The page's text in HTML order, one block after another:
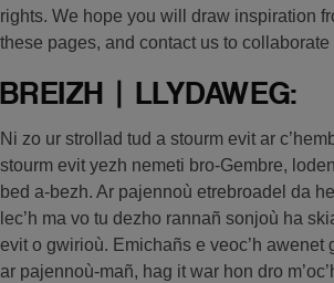
rights. We hope you will draw inspiration
these pages, and contact us to
BREIZH | LLYDAWEG:
Ni zo ur strollad tud a stourm evit ar
stourm evit yezh nemeti bro-Gembre,
bed a-bezh. Ar pajennoù etrebroadel da
lec’h ma vo tu dezho rannañ sonjoù ha
evit o gwirioù. Emichañs e veoc’h
ar pajennoù-mañ, hag it war hon dro